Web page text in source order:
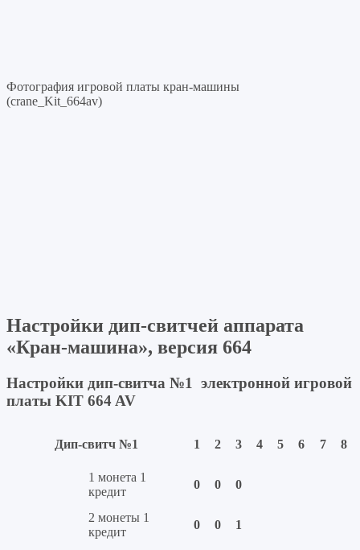
Фотография игровой платы кран-машины
(crane_Kit_664av)
Настройки дип-свитчей аппарата
«Кран-машина», версия 664
Настройки дип-свитча №1
электронной игровой
платы KIT 664 AV
Дип-свитч №1 1 2 3 4 5 6 7 8
1 монета 1
кредит
0 0 0
2 монеты 1
кредит
0 0 1